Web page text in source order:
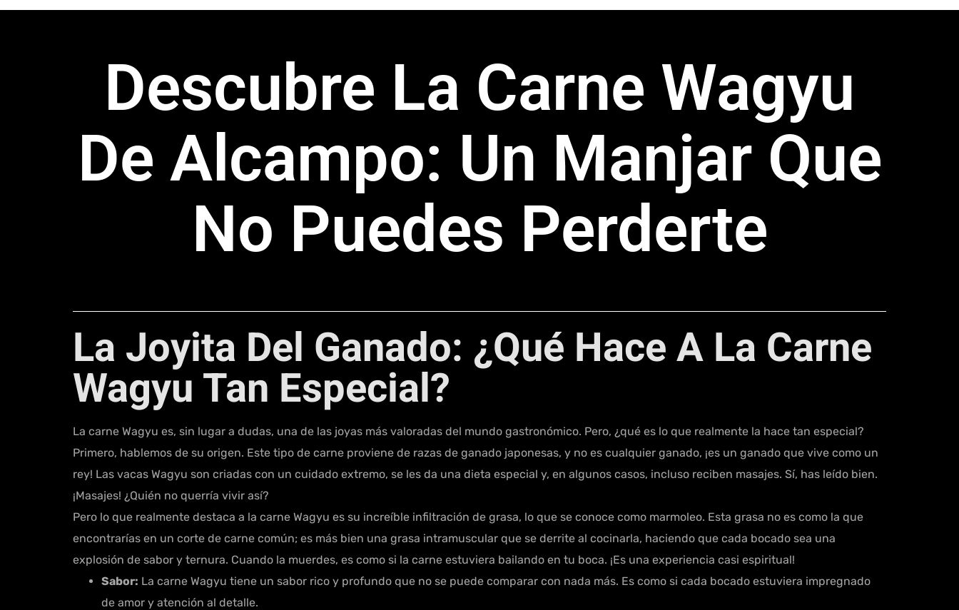
Descubre La Carne Wagyu
De Alcampo: Un Manjar Que
No Puedes Perderte
La Joyita Del Ganado: ¿Qué Hace A La Carne
Wagyu Tan Especial?
La carne Wagyu es, sin lugar a dudas, una de las joyas más valoradas del mundo gastronómico. Pero, ¿qué es lo que realmente la hace tan especial?
Primero, hablemos de su origen. Este tipo de carne proviene de razas de ganado japonesas, y no es cualquier ganado, ¡es un ganado que vive como un
rey! Las vacas Wagyu son criadas con un cuidado extremo, se les da una dieta especial y, en algunos casos, incluso reciben masajes. Sí, has leído bien.
¡Masajes! ¿Quién no querría vivir así?
Pero lo que realmente destaca a la carne Wagyu es su increíble infiltración de grasa, lo que se conoce como marmoleo. Esta grasa no es como la que
encontrarías en un corte de carne común; es más bien una grasa intramuscular que se derrite al cocinarla, haciendo que cada bocado sea una
explosión de sabor y ternura. Cuando la muerdes, es como si la carne estuviera bailando en tu boca. ¡Es una experiencia casi espiritual!
Sabor: La carne Wagyu tiene un sabor rico y profundo que no se puede comparar con nada más. Es como si cada bocado estuviera impregnado
de amor y atención al detalle.